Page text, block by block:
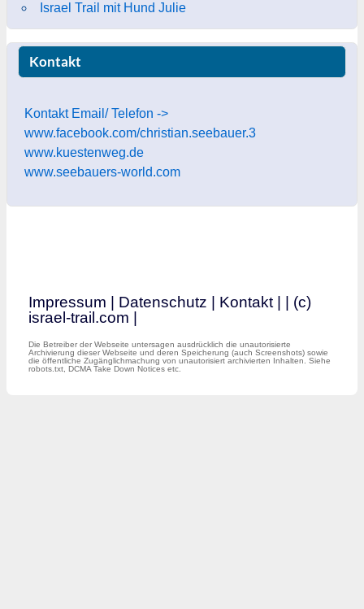
Israel Trail mit Hund Julie
Kontakt
Kontakt Email/ Telefon ->
www.facebook.com/christian.seebauer.3
www.kuestenweg.de
www.seebauers-world.com
Impressum | Datenschutz | Kontakt| | (c)
israel-trail.com |
Die Betreiber der Webseite untersagen ausdrücklich die unautorisierte
Archivierung dieser Webseite und deren Speicherung (auch Screenshots) sowie
die öffentliche Zugänglichmachung von unautorisiert archivierten Inhalten. Siehe
robots.txt, DCMA Take Down Notices etc.